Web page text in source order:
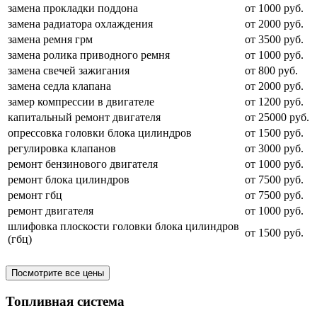
замена прокладки поддона
от 1000 руб.
замена радиатора охлаждения
от 2000 руб.
замена ремня грм
от 3500 руб.
замена ролика приводного ремня
от 1000 руб.
замена свечей зажигания
от 800 руб.
замена седла клапана
от 2000 руб.
замер компрессии в двигателе
от 1200 руб.
капитальный ремонт двигателя
от 25000 руб.
опрессовка головки блока цилиндров
от 1500 руб.
регулировка клапанов
от 3000 руб.
ремонт бензинового двигателя
от 1000 руб.
ремонт блока цилиндров
от 7500 руб.
ремонт гбц
от 7500 руб.
ремонт двигателя
от 1000 руб.
шлифовка плоскости головки блока цилиндров
(гбц)
от 1500 руб.
Посмотрите все цены
Топливная система